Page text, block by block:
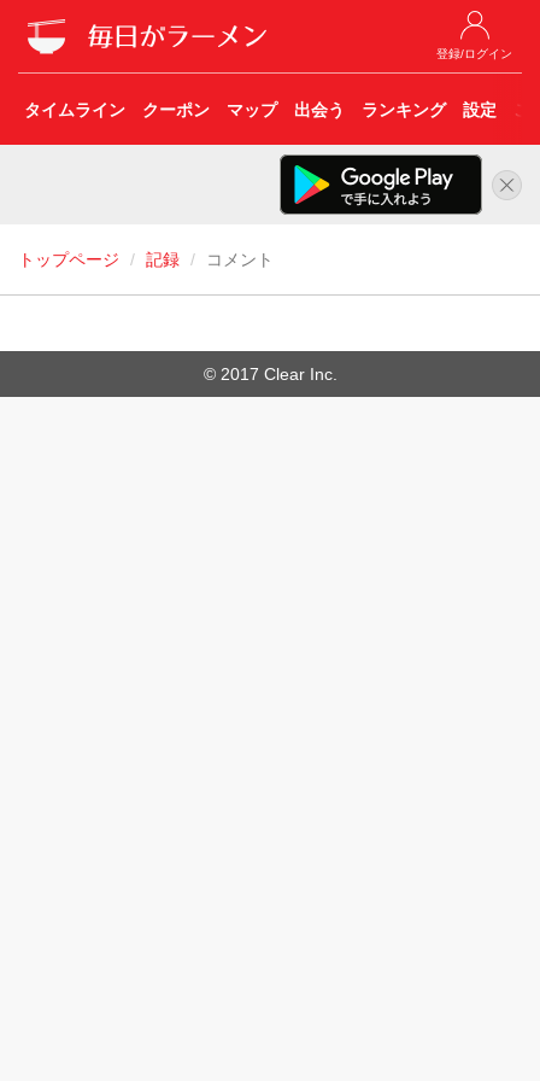
登録/ログイン
タイムライン クーポン マップ 出会う ランキング 設定 こ
トップページ 記録 コメント
© 2017 Clear Inc.